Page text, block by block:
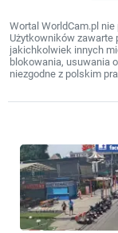
Wortal WorldCam.pl
Użytkowników zawarte
jakichkolwiek innych
blokowania, usuwania
niezgodne z polskim